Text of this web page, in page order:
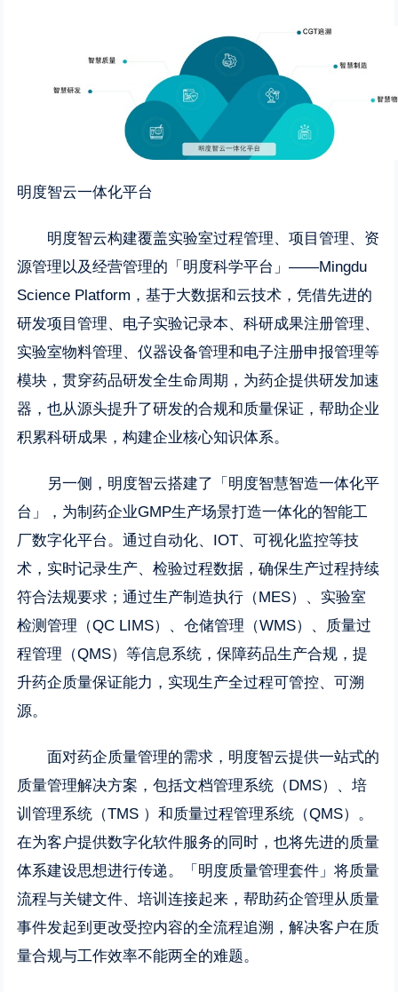
明度智云一体化平台
明度智云构建覆盖实验室过程管理、项目管理、资
源管理以及经营管理的「明度科学平台」——Mingdu
Science Platform，基于大数据和云技术，凭借先进的
研发项目管理、电子实验记录本、科研成果注册管理、
实验室物料管理、仪器设备管理和电子注册申报管理等
模块，贯穿药品研发全生命周期，为药企提供研发加速
器，也从源头提升了研发的合规和质量保证，帮助企业
积累科研成果，构建企业核心知识体系。
另一侧，明度智云搭建了「明度智慧智造一体化平
台」，为制药企业GMP生产场景打造一体化的智能工
厂数字化平台。通过自动化、IOT、可视化监控等技
术，实时记录生产、检验过程数据，确保生产过程持续
符合法规要求；通过生产制造执行（MES）、实验室
检测管理（QC LIMS）、仓储管理（WMS）、质量过
程管理（QMS）等信息系统，保障药品生产合规，提
升药企质量保证能力，实现生产全过程可管控、可溯
源。
面对药企质量管理的需求，明度智云提供一站式的
质量管理解决方案，包括文档管理系统（DMS）、培
训管理系统（TMS ）和质量过程管理系统（QMS）。
在为客户提供数字化软件服务的同时，也将先进的质量
体系建设思想进行传递。「明度质量管理套件」将质量
流程与关键文件、培训连接起来，帮助药企管理从质量
事件发起到更改受控内容的全流程追溯，解决客户在质
量合规与工作效率不能两全的难题。